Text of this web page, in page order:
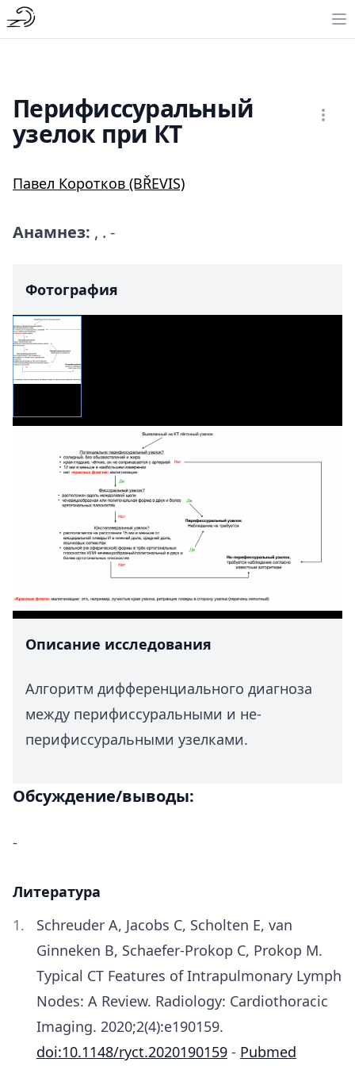
Перифиссуральный
узелок при КТ
Павел Коротков (BŘEVIS)
Анамнез: , . -
Фотография
Описание исследования
Алгоритм дифференциального диагноза
между перифиссуральными и не-
перифиссуральными узелками.
Обсуждение/выводы:
-
Литература
Schreuder A, Jacobs C, Scholten E, van
Ginneken B, Schaefer-Prokop C, Prokop M.
Typical CT Features of Intrapulmonary Lymph
Nodes: A Review. Radiology: Cardiothoracic
Imaging. 2020;2(4):e190159.
doi:10.1148/ryct.2020190159 - Pubmed